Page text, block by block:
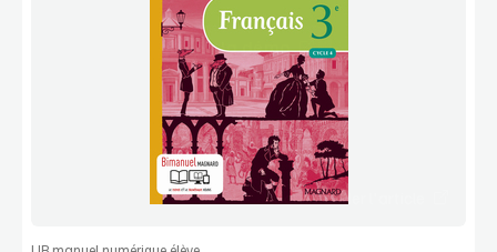
Voir la démo
Manuel complet
Commander l'article